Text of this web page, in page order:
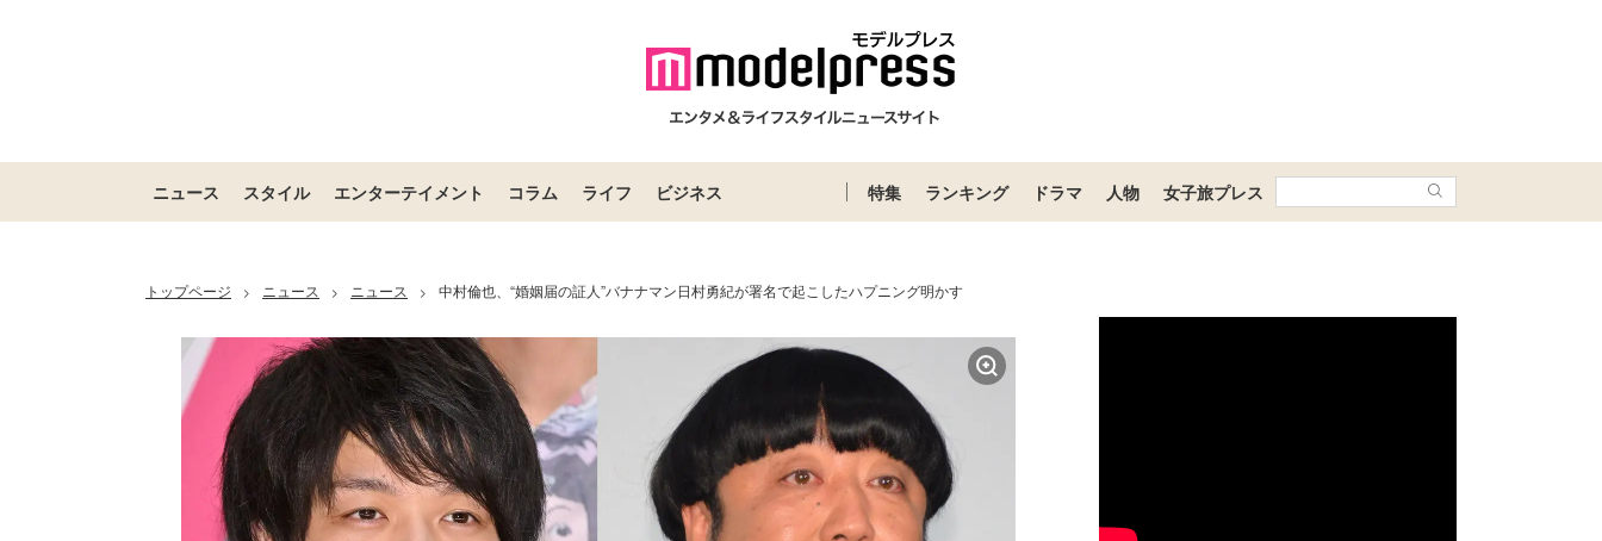
ニュース スタイル エンターテイメント コラム ライフ ビジネス 特集 ランキング ドラマ 人物 女子旅プレス
トップページ > ニュース > ニュース > 中村倫也、“婚姻届の証人”バナナマン日村勇紀が署名で起こしたハプニング明かす